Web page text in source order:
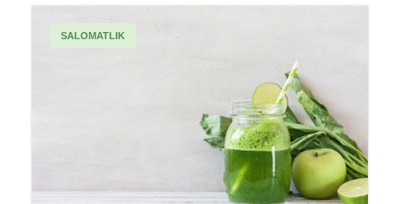
SALOMATLIK